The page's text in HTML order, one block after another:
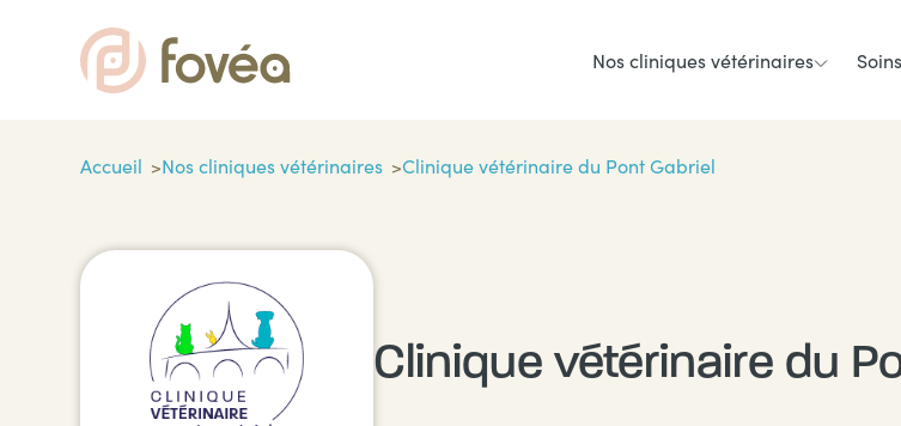
Nos cliniques vétérinaires
Accueil Nos cliniques vétérinaires Clinique vétérinaire du Pont Gabriel
Clinique vétérinaire du